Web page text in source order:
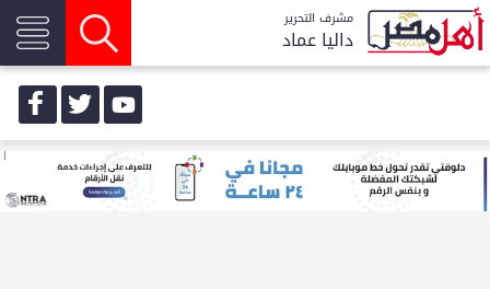
مشرف التحرير
داليا عماد